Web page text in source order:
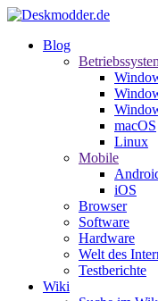
Blog
macOS
Linux
Mobile
iOS
Browser
Software
Hardware
Welt des
Testberichte
Wiki